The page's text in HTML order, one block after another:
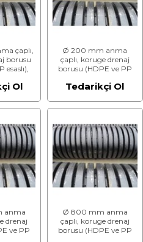
çaplı,
borusu
esaslı),
Ol
Ø 200 mm anma
çaplı, koruge drenaj
borusu (HDPE ve PP
Tedarikçi Ol
anma
drenaj
ve PP
Ø 800 mm anma
çaplı, koruge drenaj
borusu (HDPE ve PP